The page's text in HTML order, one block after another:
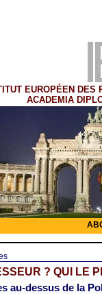
EUROPÉEN DES
ACADEMIA
? QUI LE
au-dessus de la